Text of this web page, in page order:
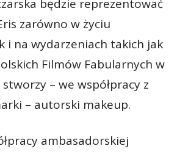
będzie reprezentować
zarówno w życiu
i na wydarzeniach takich jak
Filmów Fabularnych w
– we współpracy z
– autorski makeup.
ambasadorskiej